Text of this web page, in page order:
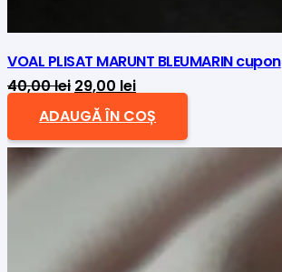
VOAL PLISAT MARUNT BLEUMARIN cupon
40,00lei Prețul
inițial
a
29,00 leiPrețul
curent
este:
29,00 lei.
ADAUGĂ ÎN COȘ